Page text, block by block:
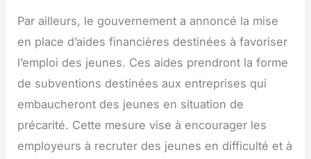
Par ailleurs, le gouvernement a annoncé la mise
en place d’aides financières destinées à favoriser
l’emploi des jeunes. Ces aides prendront la forme
de subventions destinées aux entreprises qui
embaucheront des jeunes en situation de
précarité. Cette mesure vise à encourager les
employeurs à recruter des jeunes en difficulté et à